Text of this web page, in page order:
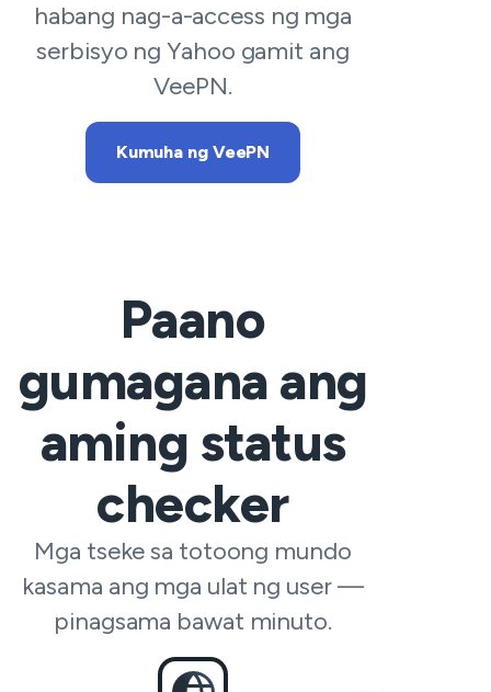
habang nag-a-access ng mga
serbisyo ng Yahoo gamit ang
VeePN.
Kumuha ng VeePN
Paano
gumagana ang
aming status
checker
Mga tseke sa totoong mundo
kasama ang mga ulat ng user —
pinagsama bawat minuto.